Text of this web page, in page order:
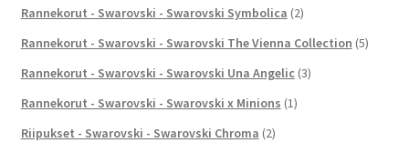
Rannekorut - Swarovski - Swarovski Symbolica (2)
Rannekorut - Swarovski - Swarovski The Vienna Collection (5)
Rannekorut - Swarovski - Swarovski Una Angelic (3)
Rannekorut - Swarovski - Swarovski x Minions (1)
Riipukset - Swarovski - Swarovski Chroma (2)